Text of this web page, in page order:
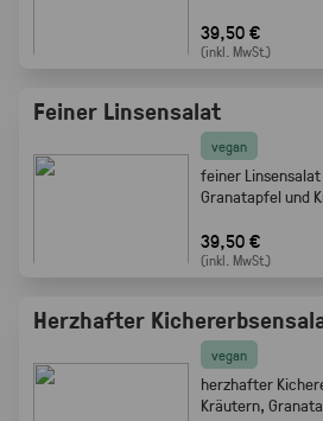
39,50 €
(inkl. MwSt.)
Feiner Linsensalat
vegan
feiner
Granatapfel und
39,50 €
(inkl. MwSt.)
Herzhafter
vegan
herzhafter
Kräutern,